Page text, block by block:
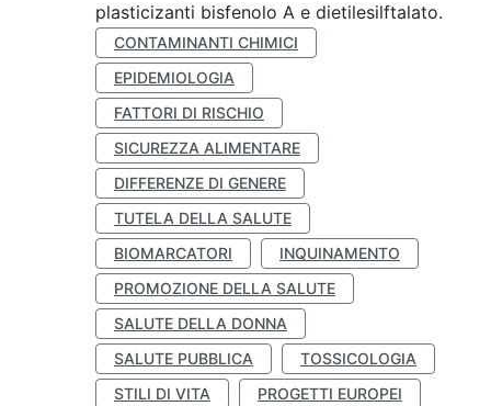
plasticizanti bisfenolo A e dietilesilftalato.
CONTAMINANTI CHIMICI
EPIDEMIOLOGIA
FATTORI DI RISCHIO
SICUREZZA ALIMENTARE
DIFFERENZE DI GENERE
TUTELA DELLA SALUTE
BIOMARCATORI
INQUINAMENTO
PROMOZIONE DELLA SALUTE
SALUTE DELLA DONNA
SALUTE PUBBLICA
TOSSICOLOGIA
STILI DI VITA
PROGETTI EUROPEI